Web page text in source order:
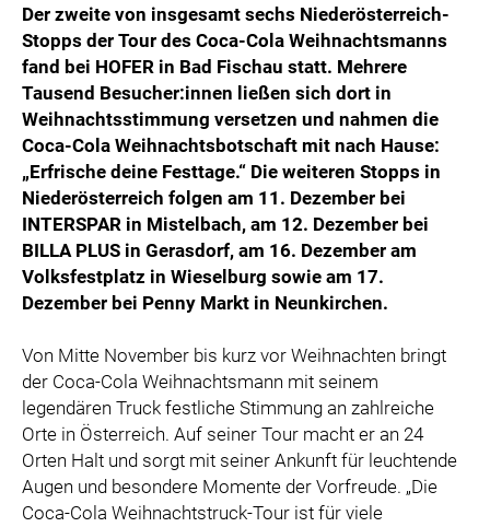
Der zweite von insgesamt sechs Niederösterreich-
Stopps der Tour des Coca-Cola Weihnachtsmanns
fand bei HOFER in Bad Fischau statt. Mehrere
Tausend Besucher:innen ließen sich dort in
Weihnachtsstimmung versetzen und nahmen die
Coca-Cola Weihnachtsbotschaft mit nach Hause:
„Erfrische deine Festtage.“ Die weiteren Stopps in
Niederösterreich folgen am 11. Dezember bei
INTERSPAR in Mistelbach, am 12. Dezember bei
BILLA PLUS in Gerasdorf, am 16. Dezember am
Volksfestplatz in Wieselburg sowie am 17.
Dezember bei Penny Markt in Neunkirchen.
Von Mitte November bis kurz vor Weihnachten bringt
der Coca-Cola Weihnachtsmann mit seinem
legendären Truck festliche Stimmung an zahlreiche
Orte in Österreich. Auf seiner Tour macht er an 24
Orten Halt und sorgt mit seiner Ankunft für leuchtende
Augen und besondere Momente der Vorfreude. „Die
Coca-Cola Weihnachtstruck-Tour ist für viele